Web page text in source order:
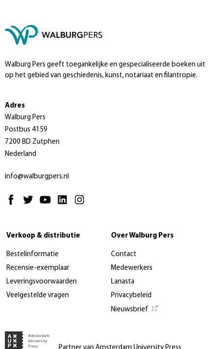
Walburg Pers geeft toegankelijke en gespecialiseerde boeken uit
op het gebied van geschiedenis, kunst, notariaat en filantropie.
Adres
Walburg Pers
Postbus 4159
7200 BD Zutphen
Nederland
info@walburgpers.nl
Verkoop & distributie
Bestelinformatie
Recensie-exemplaar
Leveringsvoorwaarden
Veelgestelde vragen
Over Walburg Pers
Contact
Medewerkers
Lanasta
Privacybeleid
Nieuwsbrief